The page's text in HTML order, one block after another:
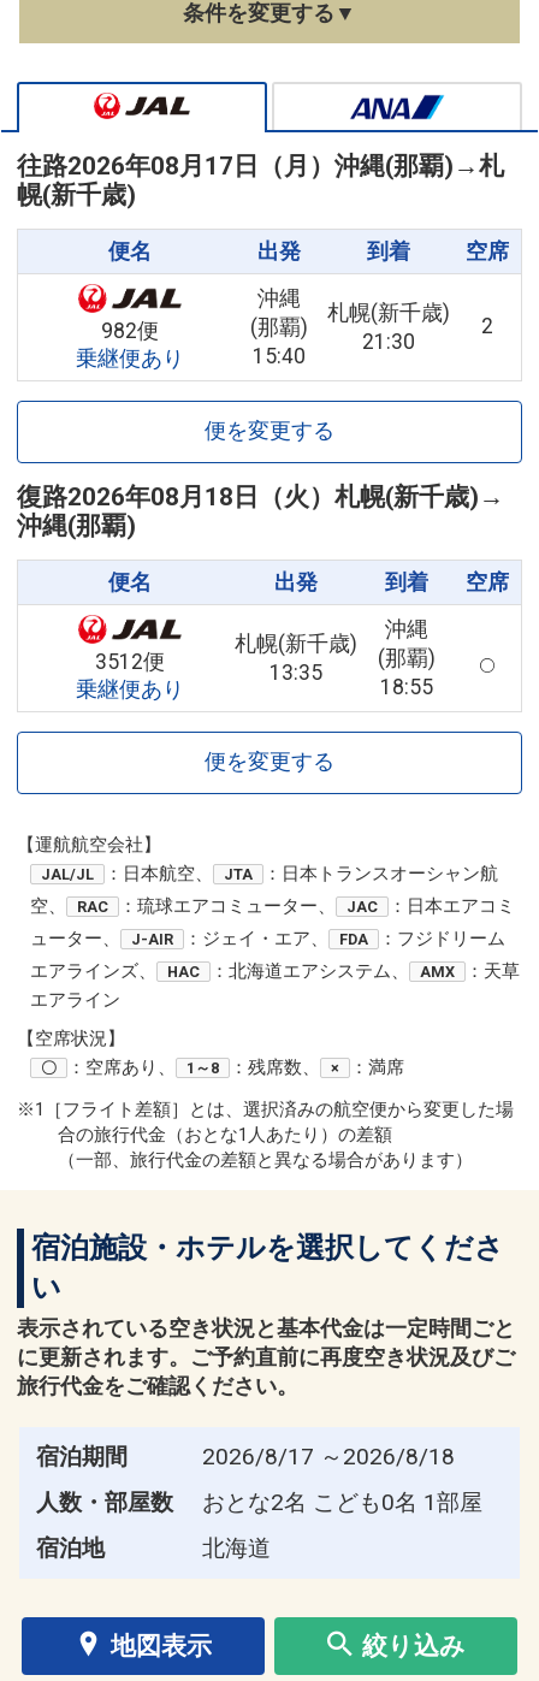
条件を変更する▼
往路2026年08月17日（月） 沖縄(那覇) →札
幌(新千歳)
便名 出発 到着 空席
982便
乗継便あり
沖縄
(那覇)
15:40
札幌(新千歳)
21:30
2
便を変更する
復路2026年08月18日（火） 札幌(新千歳) →
沖縄(那覇)
便名 出発 到着 空席
3512便
乗継便あり
札幌(新千歳)
13:35
沖縄
(那覇)
18:55
便を変更する
【運航航空会社】
JAL/JL ：日本航空、 JTA
：日本トランスオーシャン航
空、
RAC ：琉球エアコミューター、 JAC
：日本エアコミ
ューター、
J-AIR ：ジェイ・エア、 FDA
：フジドリーム
エアラインズ、
HAC ：北海道エアシステム、 AMX
：天草
エアライン
【空席状況】
〇 ：空席あり、 1～8 ：残席数、 ×
：満席
※1［フライト差額］とは、選択済みの航空便から変更した場
合の旅行代金（おとな1人あたり）の差額
（一部、旅行代金の差額と異なる場合があります）
宿泊施設・ホテルを選択してくださ
い
表示されている空き状況と基本代金は一定時間ごと
に更新されます。ご予約直前に再度空き状況及びご
旅行代金をご確認ください。
宿泊期間
2026/8/17 ～2026/8/18
人数・部屋数
おとな2名 こども0名 1部屋
宿泊地
北海道
地図表示 絞り込み